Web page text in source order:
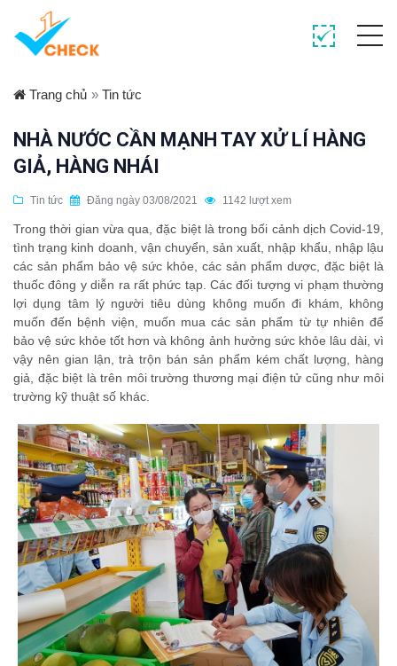
Trang chủ » Tin tức
NHÀ NƯỚC CẦN MẠNH TAY XỬ LÍ HÀNG
GIẢ, HÀNG NHÁI
Tin tức Đăng ngày 03/08/2021 1142 lượt xem
Trong thời gian vừa qua, đặc biệt là trong bối cảnh dịch Covid-19,
tình trạng kinh doanh, vận chuyển, sản xuất, nhập khẩu, nhập lậu
các sản phẩm bảo vệ sức khỏe, các sản phẩm dược, đặc biệt là
thuốc đông y diễn ra rất phức tạp. Các đối tượng vi phạm thường
lợi dụng tâm lý người tiêu dùng không muốn đi khám, không
muốn đến bệnh viện, muốn mua các sản phẩm từ tự nhiên để
bảo vệ sức khỏe tốt hơn và không ảnh hưởng sức khỏe lâu dài, vì
vậy nên gian lận, trà trộn bán sản phẩm kém chất lượng, hàng
giả, đặc biệt là trên môi trường thương mại điện tử cũng như môi
trường kỹ thuật số khác.